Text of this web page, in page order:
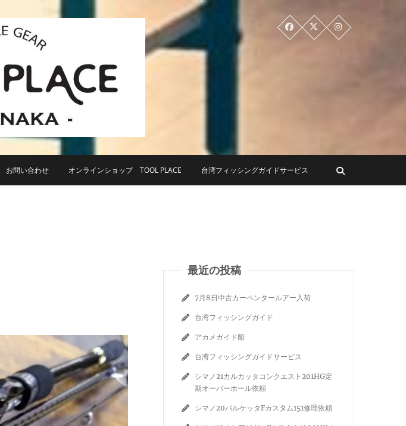
TOOL PLACE ツールプレイス
プレイス」が門前仲町に近日オープン！
お問い合わせ オンラインショップ TOOL PLACE 台湾フィッシングガイドサービス
最近の投稿
7月8日中古カーペンタールアー入荷
台湾フィッシングガイド
アカメガイド船
台湾フィッシングガイドサービス
シマノ21カルカッタコンクエスト201HG定
期オーバーホール依頼
シマノ20バルケッタFカスタム151修理依頼